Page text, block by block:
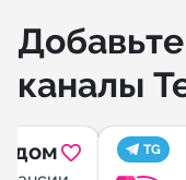
каналы
TG